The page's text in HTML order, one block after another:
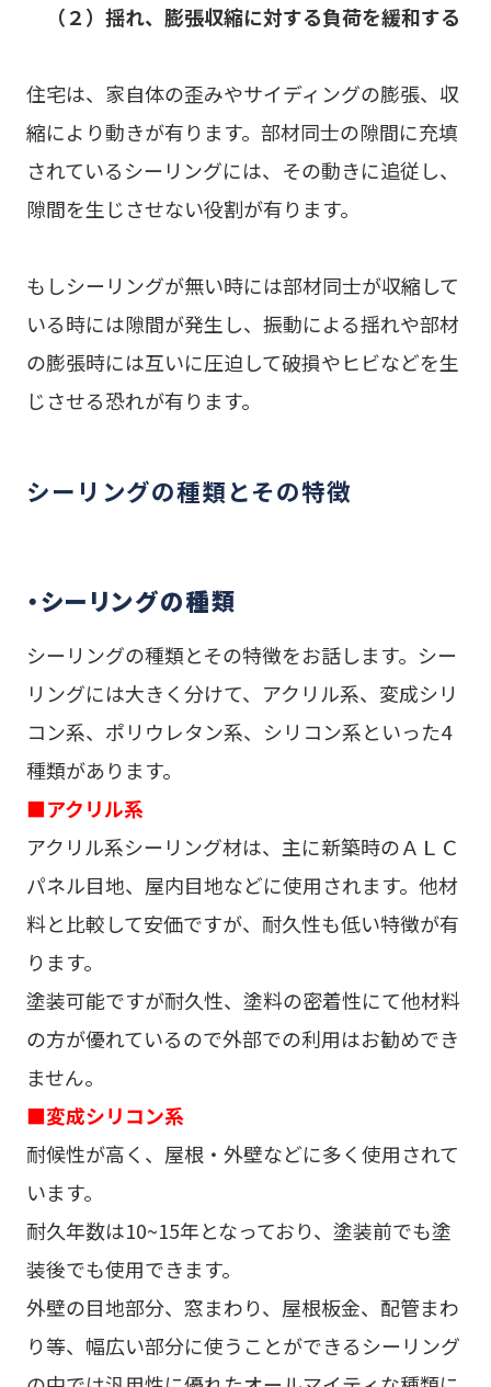
（２）揺れ、膨張収縮に対する負荷を緩和する
住宅は、家自体の歪みやサイディングの膨張、収
縮により動きが有ります。部材同士の隙間に充填
されているシーリングには、その動きに追従し、
隙間を生じさせない役割が有ります。
もしシーリングが無い時には部材同士が収縮して
いる時には隙間が発生し、振動による揺れや部材
の膨張時には互いに圧迫して破損やヒビなどを生
じさせる恐れが有ります。
シーリングの種類とその特徴
・シーリングの種類
シーリングの種類とその特徴をお話します。シー
リングには大きく分けて、アクリル系、変成シリ
コン系、ポリウレタン系、シリコン系といった4
種類があります。
■アクリル系
アクリル系シーリング材は、主に新築時のＡＬＣ
パネル目地、屋内目地などに使用されます。他材
料と比較して安価ですが、耐久性も低い特徴が有
ります。
塗装可能ですが耐久性、塗料の密着性にて他材料
の方が優れているので外部での利用はお勧めでき
ません。
■変成シリコン系
耐候性が高く、屋根・外壁などに多く使用されて
います。
耐久年数は10~15年となっており、塗装前でも塗
装後でも使用できます。
外壁の目地部分、窓まわり、屋根板金、配管まわ
り等、幅広い部分に使うことができるシーリング